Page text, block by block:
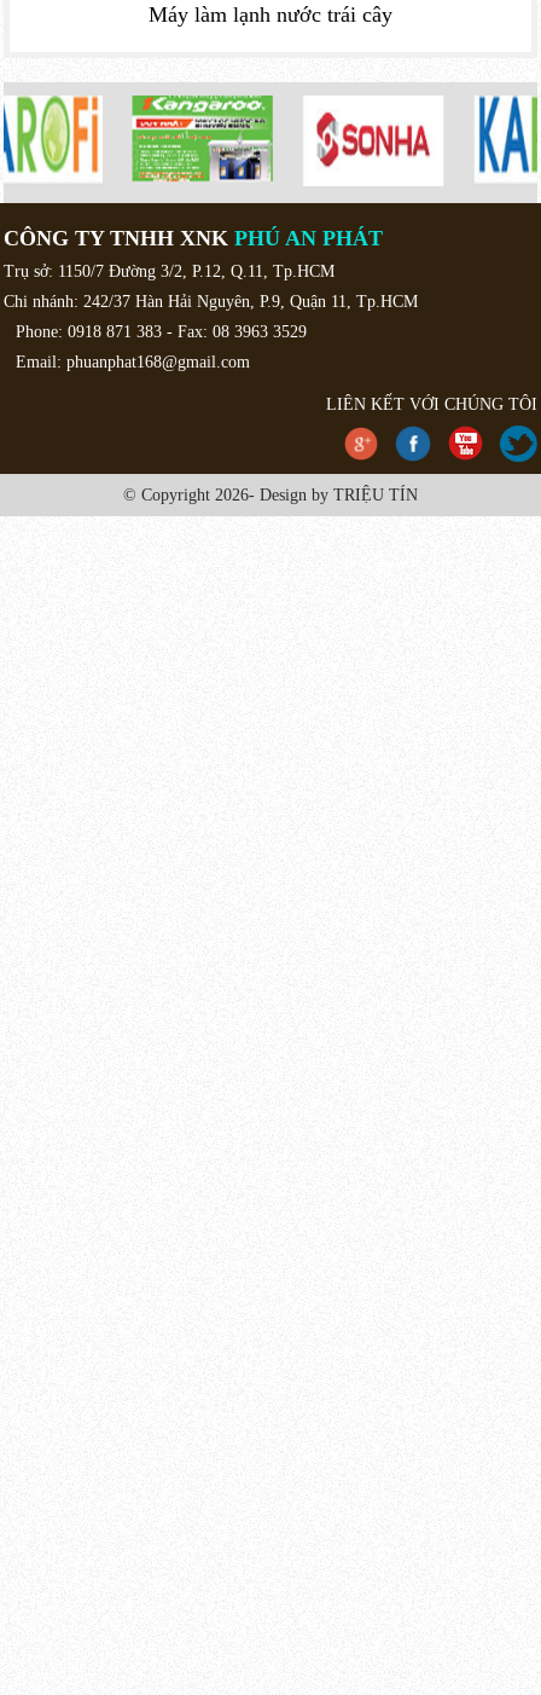
Máy làm lạnh nước trái cây
CÔNG TY TNHH XNK PHÚ AN PHÁT
Trụ sở: 1150/7 Đường 3/2, P.12, Q.11, Tp.HCM
Chi nhánh: 242/37 Hàn Hải Nguyên, P.9, Quận 11, Tp.HCM
Phone: 0918 871 383 - Fax: 08 3963 3529
Email: phuanphat168@gmail.com
LIÊN KẾT VỚI CHÚNG TÔI
© Copyright 2026- Design by TRIỆU TÍN